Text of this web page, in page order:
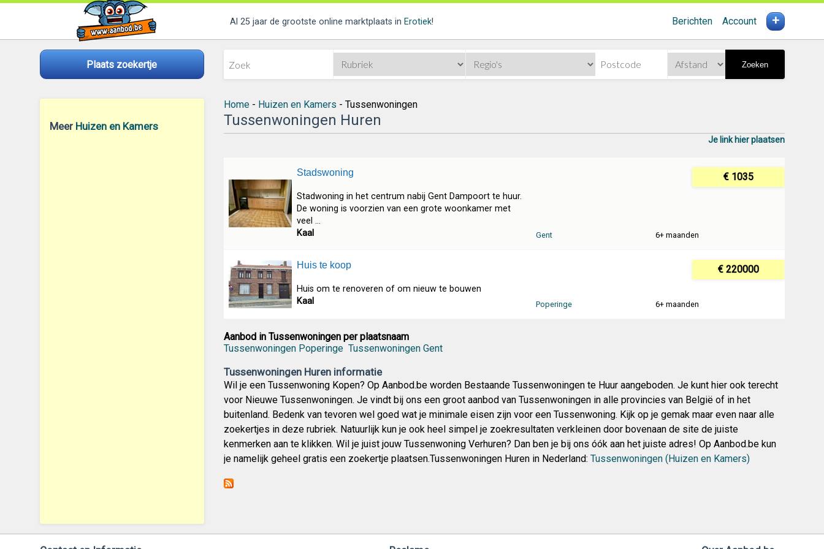
Al 25 jaar de grootste online marktplaats in Erotiek! Berichten Account +
Plaats zoekertje Zoeken
Meer Huizen en Kamers
Home- Huizen en Kamers - Tussenwoningen
Tussenwoningen Huren
Je link hier plaatsen
Stadswoning
Stadwoning in het centrum nabij Gent Dampoort te huur.
De woning is voorzien van een grote woonkamer met
veel ...
Kaal
€ 1035
Gent 6+ maanden
Huis te koop
Huis om te renoveren of om nieuw te bouwen
Kaal
€ 220000
Poperinge 6+ maanden
Aanbod in Tussenwoningen per plaatsnaam
Tussenwoningen Poperinge Tussenwoningen Gent
Tussenwoningen Huren informatie
Wil je een Tussenwoning Kopen? Op Aanbod.be worden Bestaande Tussenwoningen te Huur aangeboden. Je kunt hier ook terecht
voor Nieuwe Tussenwoningen. Je vindt bij ons een groot aanbod van Tussenwoningen in alle provincies van België of in het
buitenland. Bedenk van tevoren wel goed wat je minimale eisen zijn voor een Tussenwoning. Kijk op je gemak maar even naar alle
zoekertjes in deze rubriek. Natuurlijk kun je ook heel simpel je zoekresultaten verkleinen door bovenaan de site de juiste
kenmerken aan te klikken. Wil je juist jouw Tussenwoning Verhuren? Dan ben je bij ons óók aan het juiste adres! Op Aanbod.be kun
je namelijk geheel gratis een zoekertje plaatsen.Tussenwoningen Huren in Nederland: Tussenwoningen (Huizen en Kamers)